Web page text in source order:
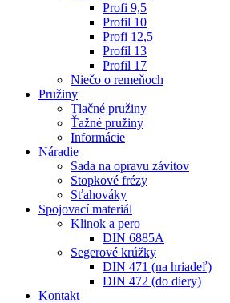
Profi 9,5
Profil 10
Profi 12,5
Profil 13
Profil 17
Niečo o remeňoch
Pružiny
Tlačné pružiny
Ťažné pružiny
Informácie
Náradie
Sada na opravu závitov
Stopkové frézy
Sťahováky
Spojovací materiál
Klinok a pero
DIN 6885A
Segerové krúžky
DIN 471 (na hriadeľ)
DIN 472 (do diery)
Kontakt